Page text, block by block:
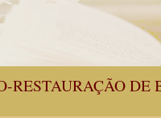
RESTAURAÇÃO DE